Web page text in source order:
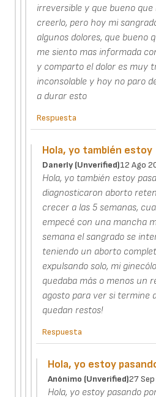
irreversible y que bueno que
creerlo, pero hoy mi
algunos dolores, que bueno
me siento mas informada
y comparto el dolor es muy
inconsolable y hoy no paro
a durar esto
Respuesta
Hola, yo también estoy
Danerly (unverified)12 Ago
Hola, yo también estoy
diagnosticaron aborto
crecer a las 5 semanas,
empecé con una mancha
semana el sangrado se
teniendo un aborto
expulsando solo, mi
quedaba más o menos un
agosto para ver si termine
quedan restos!
Respuesta
Hola, yo estoy
Anónimo (unverified)27
Hola, yo estoy pasando